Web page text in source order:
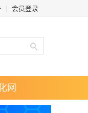
会员登录
网